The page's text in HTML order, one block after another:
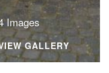
Images
GALLERY